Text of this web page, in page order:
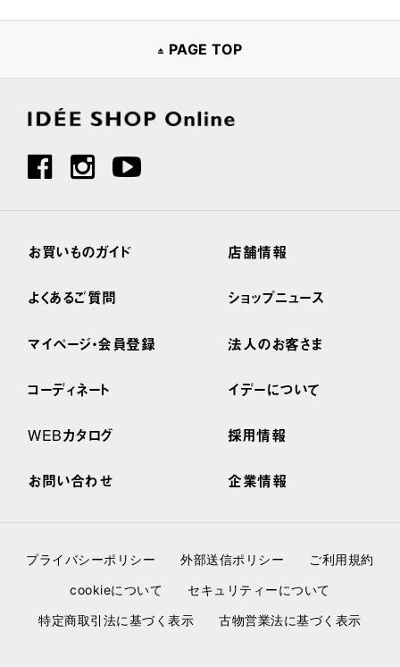
PAGE TOP
お買いものガイド
よくあるご質問
マイページ・会員登録
コーディネート
WEBカタログ
お問い合わせ
店舗情報
ショップニュース
法人のお客さま
イデーについて
採用情報
企業情報
プライバシーポリシー 外部送信ポリシー
ご利用規約
cookieについて
セキュリティーについて
特定商取引法に基づく表示
古物営業法に基づく表示